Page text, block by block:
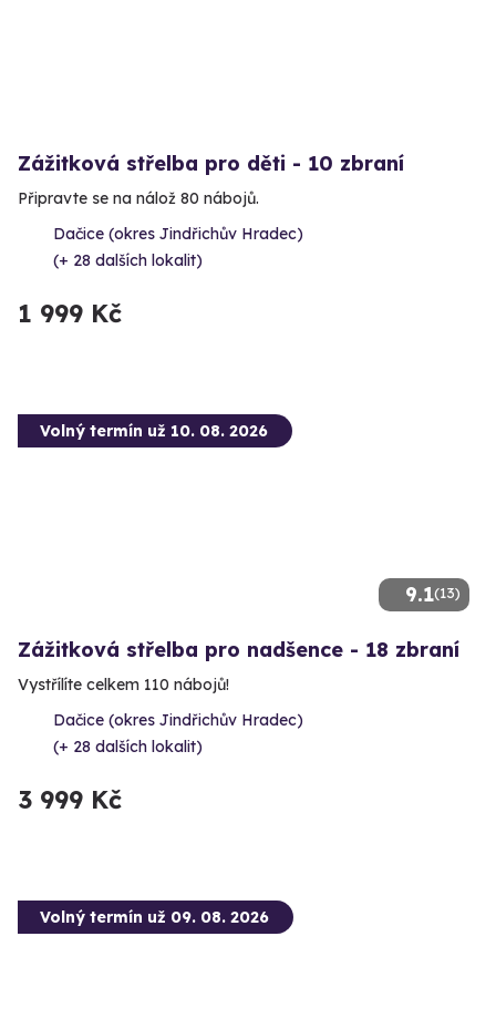
Zážitková střelba pro děti - 10 zbraní
Připravte se na nálož 80 nábojů.
Dačice (okres Jindřichův Hradec)
(+ 28 dalších lokalit)
1 999 Kč
9.1(13)
Volný termín už 10. 08. 2026
Zážitková střelba pro nadšence - 18 zbraní
Vystřílíte celkem 110 nábojů!
Dačice (okres Jindřichův Hradec)
(+ 28 dalších lokalit)
3 999 Kč
Volný termín už 09. 08. 2026